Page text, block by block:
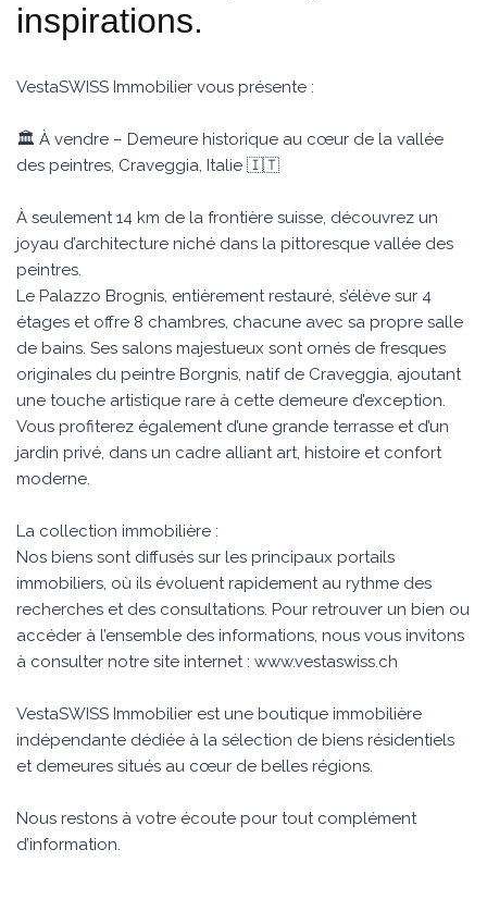
inspirations.
VestaSWISS Immobilier vous présente :
🏛 À vendre – Demeure historique au cœur de la vallée
des peintres, Craveggia, Italie 🇮🇹
À seulement 14 km de la frontière suisse, découvrez un
joyau d’architecture niché dans la pittoresque vallée des
peintres.
Le Palazzo Brognis, entièrement restauré, s’élève sur 4
étages et offre 8 chambres, chacune avec sa propre salle
de bains. Ses salons majestueux sont ornés de fresques
originales du peintre Borgnis, natif de Craveggia, ajoutant
une touche artistique rare à cette demeure d’exception.
Vous profiterez également d’une grande terrasse et d’un
jardin privé, dans un cadre alliant art, histoire et confort
moderne.
La collection immobilière :
Nos biens sont diffusés sur les principaux portails
immobiliers, où ils évoluent rapidement au rythme des
recherches et des consultations. Pour retrouver un bien ou
accéder à l’ensemble des informations, nous vous invitons
à consulter notre site internet : www.vestaswiss.ch
VestaSWISS Immobilier est une boutique immobilière
indépendante dédiée à la sélection de biens résidentiels
et demeures situés au cœur de belles régions.
Nous restons à votre écoute pour tout complément
d’information.